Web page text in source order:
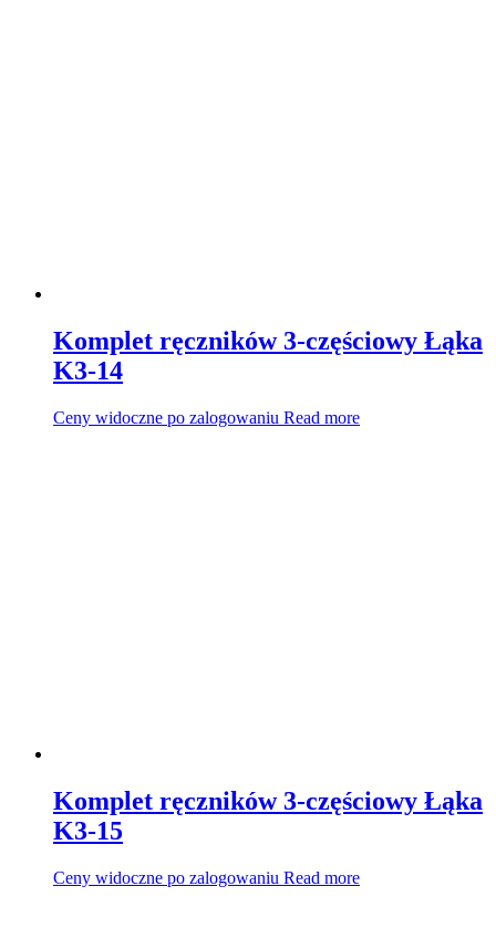
Komplet ręczników 3-częściowy Łąka
K3-14
Ceny widoczne po zalogowaniu Read more
Komplet ręczników 3-częściowy Łąka
K3-15
Ceny widoczne po zalogowaniu Read more